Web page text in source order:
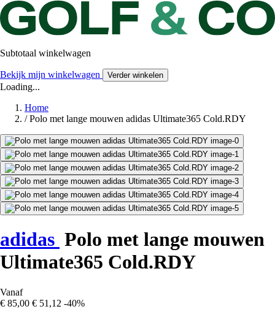
Subtotaal winkelwagen
Bekijk mijn winkelwagen Verder winkelen
Loading...
Home
/ Polo met lange mouwen adidas Ultimate365 Cold.RDY
adidas Polo met lange mouwen
Ultimate365 Cold.RDY
Vanaf
€ 85,00 € 51,12 -40%